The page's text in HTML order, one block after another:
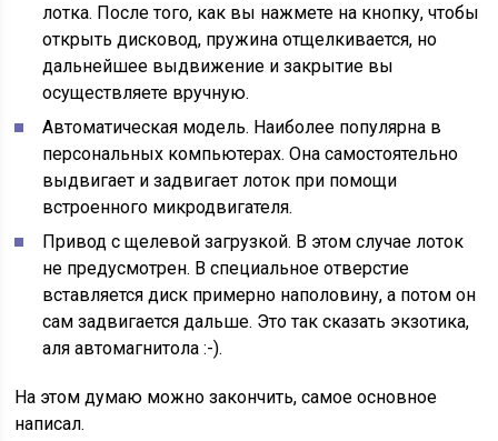
лотка. После того, как вы нажмете на кнопку, чтобы
открыть дисковод, пружина отщелкивается, но
дальнейшее выдвижение и закрытие вы
осуществляете вручную.
Автоматическая модель. Наиболее популярна в
персональных компьютерах. Она самостоятельно
выдвигает и задвигает лоток при помощи
встроенного микродвигателя.
Привод с щелевой загрузкой. В этом случае лоток
не предусмотрен. В специальное отверстие
вставляется диск примерно наполовину, а потом он
сам задвигается дальше. Это так сказать экзотика,
аля автомагнитола :-).
На этом думаю можно закончить, самое основное
написал.